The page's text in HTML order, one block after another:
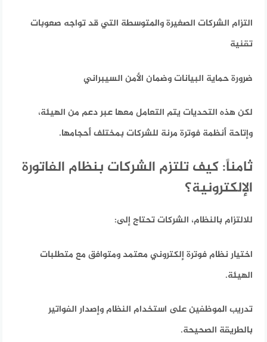
التزام الشركات الصغيرة والمتوسطة التي قد تواجه صعوبات
تقنية
ضرورة حماية البيانات وضمان الأمن السيبراني
لكن هذه التحديات يتم التعامل معها عبر دعم من الهيئة،
وإتاحة أنظمة فوترة مرنة للشركات بمختلف أحجامها.
ثامناً: كيف تلتزم الشركات بنظام الفاتورة
الإلكترونية؟
للالتزام بالنظام، الشركات تحتاج إلى:
اختيار نظام فوترة إلكتروني معتمد ومتوافق مع متطلبات
الهيئة.
تدريب الموظفين على استخدام النظام وإصدار الفواتير
بالطريقة الصحيحة.